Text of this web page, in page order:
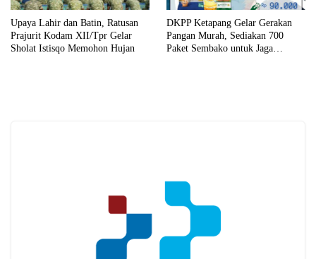
Upaya Lahir dan Batin, Ratusan
Prajurit Kodam XII/Tpr Gelar
Sholat Istisqo Memohon Hujan
DKPP Ketapang Gelar Gerakan
Pangan Murah, Sediakan 700
Paket Sembako untuk Jaga